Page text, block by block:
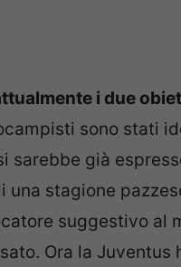
i due
sono stati
sarebbe già
stagione
suggestivo al
Ora la Juventus